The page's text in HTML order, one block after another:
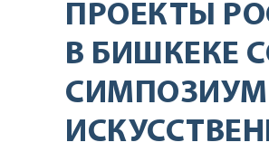
ПРОЕКТЫ
В БИШКЕКЕ